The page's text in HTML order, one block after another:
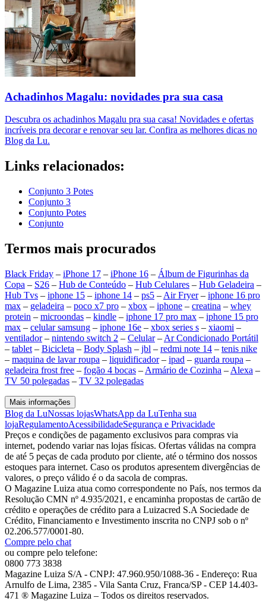
Achadinhos Magalu: novidades pra sua casa
Descubra os achadinhos Magalu pra sua casa! Novidades e ofertas
incríveis pra decorar e renovar seu lar. Confira as melhores dicas no
Blog da Lu.
Links relacionados:
Conjunto 3 Potes
Conjunto 3
Conjunto Potes
Conjunto
Termos mais procurados
Black Friday – iPhone 17 – iPhone 16 – Álbum de Figurinhas da
Copa – S26 – Hub de Conteúdo – Hub Celulares – Hub Geladeira –
Hub Tvs – iphone 15 – iphone 14 – ps5 – Air Fryer– iphone 16 pro
max – geladeira – poco x7 pro – xbox – iphone – creatina – whey
protein – microondas – kindle – iphone 17 pro max – iphone 15 pro
max – celular samsung – iphone 16e – xbox series s – xiaomi –
ventilador– nintendo switch 2 – Celular– Ar Condicionado Portátil
– tablet – Bicicleta – Body Splash – jbl – redmi note 14 – tenis nike
– maquina de lavar roupa – liquidificador– ipad – guarda roupa –
geladeira frost free – fogão 4 bocas – Armário de Cozinha – Alexa –
TV 50 polegadas – TV 32 polegadas
Mais informações
Blog da LuNossas lojasWhatsApp da LuTenha sua
lojaRegulamentoAcessibilidadeSegurança e Privacidade
Preços e condições de pagamento exclusivos para compras via
internet, podendo variar nas lojas físicas. Ofertas válidas na compra
de até 5 peças de cada produto por cliente, até o término dos nossos
estoques para internet. Caso os produtos apresentem divergências de
valores, o preço válido é o da sacola de compras.
O Magazine Luiza atua como correspondente no País, nos termos da
Resolução CMN nº 4.935/2021, e encaminha propostas de cartão de
crédito e operações de crédito para a Luizacred S.A Sociedade de
Crédito, Financiamento e Investimento inscrita no CNPJ sob o nº
02.206.577/0001-80.
Compre pelo chat
ou compre pelo telefone:
0800 773 3838
Magazine Luiza S/A - CNPJ: 47.960.950/1088-36 - Endereço: Rua
Arnulfo de Lima, 2385 - Vila Santa Cruz, Franca/SP - CEP 14.403-
471 ® Magazine Luiza – Todos os direitos reservados.